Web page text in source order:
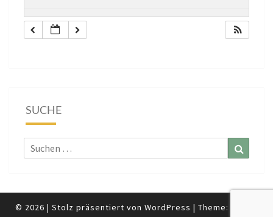
SUCHE
Suchen
nach:
© 2026 | Stolz präsentiert von WordPress | Theme: